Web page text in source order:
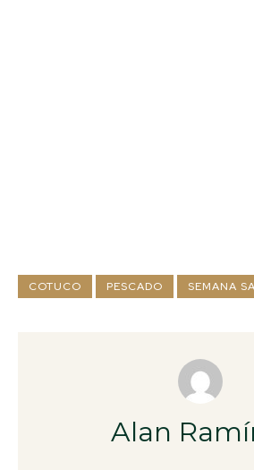
COTUCO PESCADO SEMANA
Alan